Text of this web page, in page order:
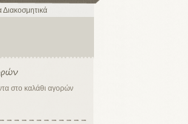
Διακοσμητικά
στο καλάθι αγορών